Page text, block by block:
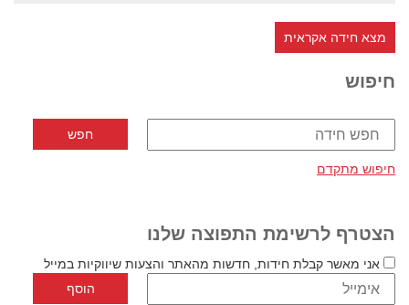
מצא חידה אקראית
חיפוש
חיפוש מתקדם
הצטרף לרשימת התפוצה שלנו
אני מאשר קבלת חידות, חדשות מהאתר והצעות שיווקיות במייל